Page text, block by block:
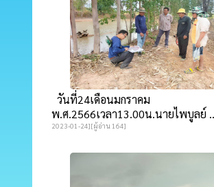
วันที่24เดือนมกราคม
พ.ศ.2566เวลา13.00น.นายไพบูลย์
2023-01-24][ผู้อ่าน 164]